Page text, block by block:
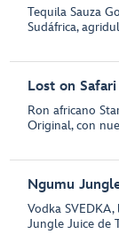
Tequila Sauza
Sudáfrica,
Lost on Safari
Ron africano
Original, con
Ngumu
Vodka
Jungle Juice de